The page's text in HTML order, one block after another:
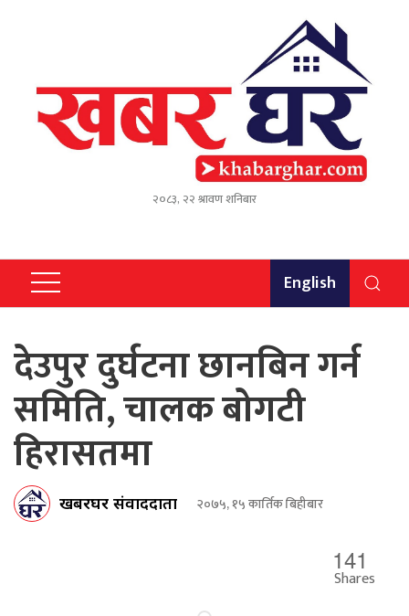
२०८३, २२ श्रावण शनिबार
English
देउपुर दुर्घटना छानबिन गर्न
समिति, चालक बोगटी
हिरासतमा
खबरघर संवाददाता २०७५, १५ कार्तिक बिहीबार
141
Shares